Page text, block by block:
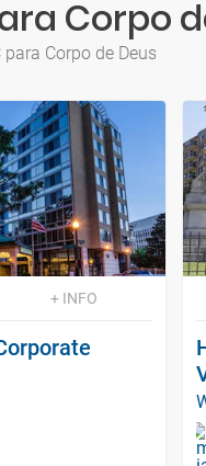
Corpo
Corpo de Deus
+ INFO